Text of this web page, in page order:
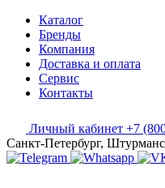
Каталог
Бренды
Компания
Доставка и оплата
Сервис
Контакты
Личный кабинет +7
Санкт-Петербург,